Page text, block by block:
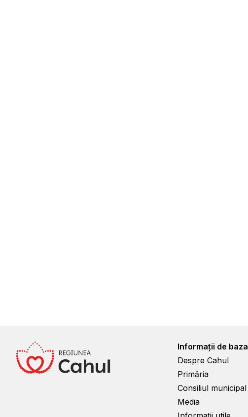
Informații de baza
Despre Cahul
Primăria
Consiliul municipal
Media